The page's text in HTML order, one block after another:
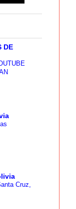
DE
Cruz,